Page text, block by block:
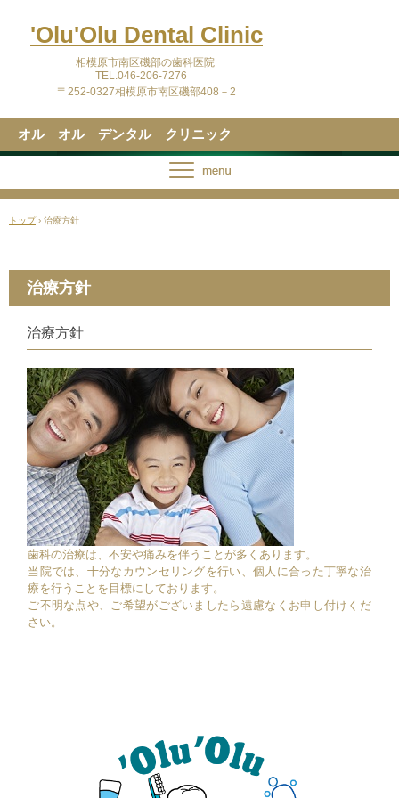
'Olu'Olu Dental Clinic
相模原市南区磯部の歯科医院
TEL.046‐206-7276
〒252-0327相模原市南区磯部408－2
オル オル デンタル クリニック
トップ › 治療方針
治療方針
治療方針
歯科の治療は、不安や痛みを伴うことが多くあります。
当院では、十分なカウンセリングを行い、個人に合った丁寧な治
療を行うことを目標にしております。
ご不明な点や、ご希望がございましたら遠慮なくお申し付けくだ
さい。